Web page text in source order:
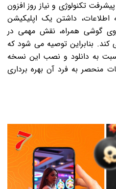
تکنولوژی و نیاز روز افزون
داشتن یک اپلیکیشن
گوشی همراه، نقش مهمی در
کند. بنابراین توصیه می شود که
به دانلود و نصب این نسخه
منحصر به فرد آن بهره برداری